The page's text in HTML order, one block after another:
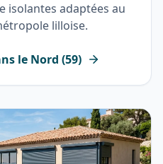
isolantes adaptées au
lilloise.
le Nord (59)